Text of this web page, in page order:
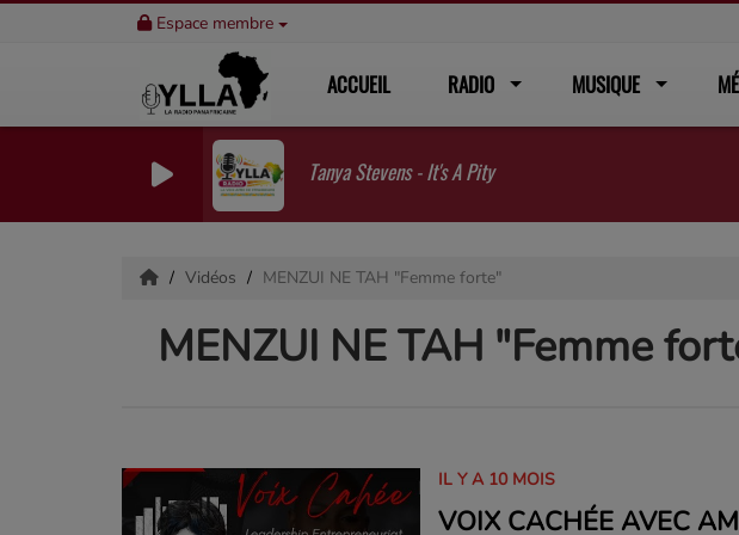
Espace membre
ACCUEIL RADIO MUSIQUE
Tanya Stevens - It's A Pity
Vidéos MENZUI NE TAH "Femme forte"
MENZUI NE TAH "Femme
IL Y A 10 MOIS
VOIX CACHÉE AVEC